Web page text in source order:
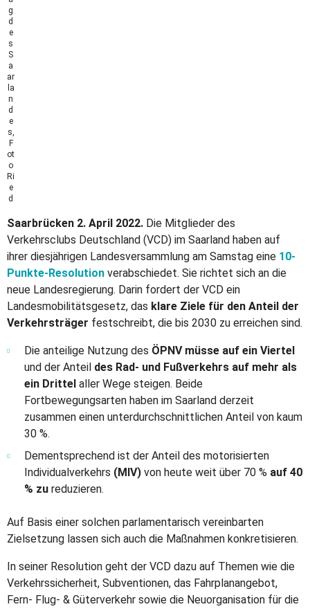
g
d
e
s
S
a
ar
la
n
d
e
s,
F
ot
o
Ri
e
d
Saarbrücken 2. April 2022. Die Mitglieder des
Verkehrsclubs Deutschland (VCD) im Saarland haben auf
ihrer diesjährigen Landesversammlung am Samstag eine 10-
Punkte-Resolution verabschiedet. Sie richtet sich an die
neue Landesregierung. Darin fordert der VCD ein
Landesmobilitätsgesetz, das klare Ziele für den Anteil der
Verkehrsträger festschreibt, die bis 2030 zu erreichen sind.
Die anteilige Nutzung des ÖPNV müsse auf ein Viertel
und der Anteil des Rad- und Fußverkehrs auf mehr als
ein Drittel aller Wege steigen. Beide
Fortbewegungsarten haben im Saarland derzeit
zusammen einen unterdurchschnittlichen Anteil von kaum
30 %.
Dementsprechend ist der Anteil des motorisierten
Individualverkehrs (MIV) von heute weit über 70 % auf 40
% zu reduzieren.
Auf Basis einer solchen parlamentarisch vereinbarten
Zielsetzung lassen sich auch die Maßnahmen konkretisieren.
In seiner Resolution geht der VCD dazu auf Themen wie die
Verkehrssicherheit, Subventionen, das Fahrplanangebot,
Fern- Flug- & Güterverkehr sowie die Neuorganisation für die